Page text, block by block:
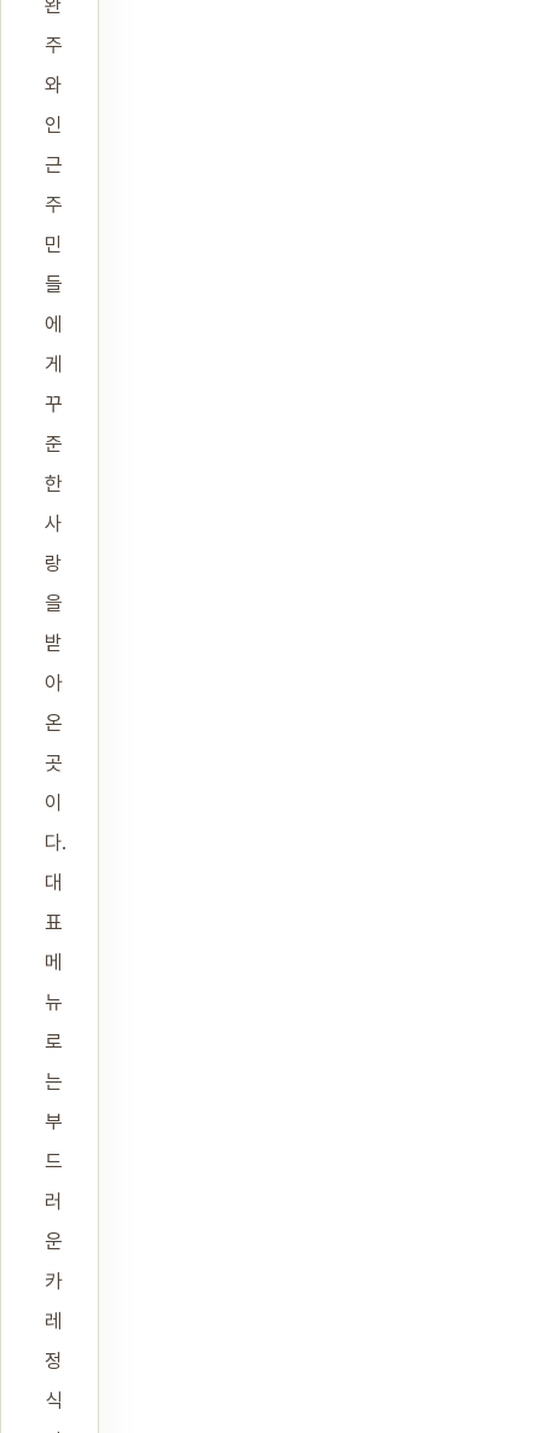
주
와
인
근
주
민
들
에
게
꾸
준
한
사
랑
을
받
아
온
곳
이
다.
대
표
메
뉴
로
는
부
드
러
운
카
레
정
식